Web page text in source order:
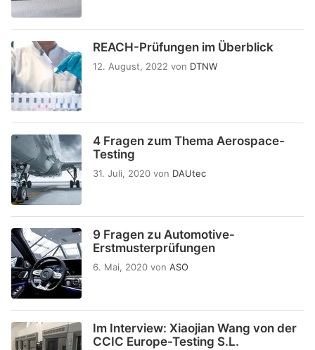
REACH-Prüfungen im Überblick
12. August, 2022 von DTNW
4 Fragen zum Thema Aerospace-
Testing
31. Juli, 2020 von DAUtec
9 Fragen zu Automotive-
Erstmusterprüfungen
6. Mai, 2020 von ASO
Im Interview: Xiaojian Wang von der
CCIC Europe-Testing S.L.